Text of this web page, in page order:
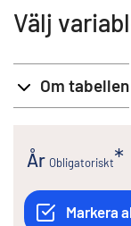
Välj
Om tabellen
År Obligatoriskt